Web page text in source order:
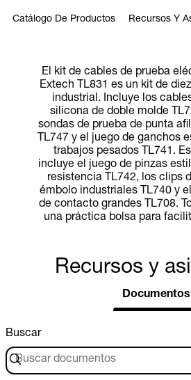
Catálogo De Productos Recursos Y
El kit de cables de prueba
Extech TL831 es un kit de
industrial. Incluye los
silicona de doble molde
sondas de prueba de punta
TL747 y el juego de ganchos
trabajos pesados TL741.
incluye el juego de pinzas
resistencia TL742, los clips
émbolo industriales TL740 y
de contacto grandes TL708.
una práctica bolsa para
Recursos y
Documentos
Buscar